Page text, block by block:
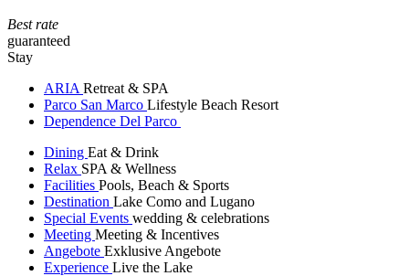
Best rate
guaranteed
Stay
ARIA Retreat & SPA
Parco San Marco Lifestyle Beach Resort
Dependence Del Parco
Dining Eat & Drink
Relax SPA & Wellness
Facilities Pools, Beach & Sports
Destination Lake Como and Lugano
Special Events wedding & celebrations
Meeting Meeting & Incentives
Angebote Exklusive Angebote
Experience Live the Lake